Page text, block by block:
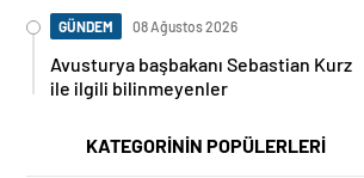
GÜNDEM 08 Ağustos 2026
Avusturya başbakanı Sebastian Kurz
ile ilgili bilinmeyenler
KATEGORİNİN POPÜLERLERİ